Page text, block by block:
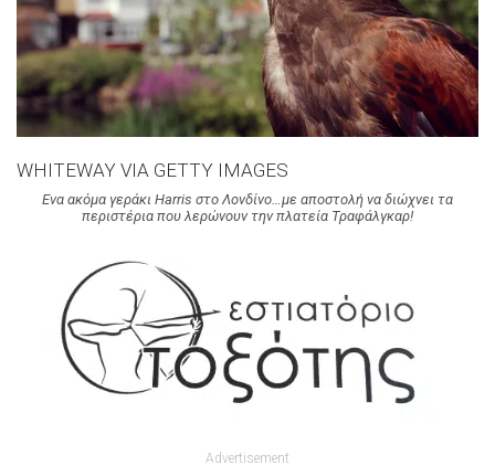
WHITEWAY VIA GETTY IMAGES
Ενα ακόμα γεράκι Harris στο Λονδίνο…με αποστολή να διώχνει τα
περιστέρια που λερώνουν την πλατεία Τραφάλγκαρ!
Advertisement